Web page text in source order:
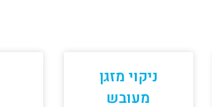
ניקוי מזגן
מעובש